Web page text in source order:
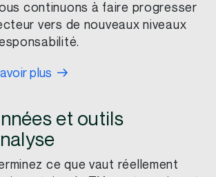
continuons à faire progresser
vers de nouveaux niveaux
plus
et outils
ce que vaut réellement